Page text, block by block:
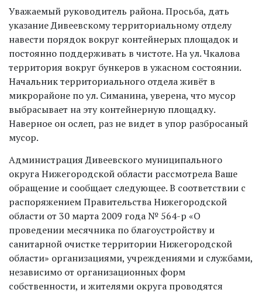
Уважаемый руководитель района. Просьба, дать
указание Дивеевскому территориальному отделу
навести порядок вокруг контейнерых площадок и
постоянно поддерживать в чистоте. На ул. Чкалова
территория вокруг бункеров в ужасном состоянии.
Начальник территориального отдела живёт в
микрорайоне по ул. Симанина, уверена, что мусор
выбрасывает на эту контейнерную площадку.
Наверное он ослеп, раз не видет в упор разбросаный
мусор.
Администрация Дивеевского муниципального
округа Нижегородской области рассмотрела Ваше
обращение и сообщает следующее. В соответствии с
распоряжением Правительства Нижегородской
области от 30 марта 2009 года № 564-р «О
проведении месячника по благоустройству и
санитарной очистке территории Нижегородской
области» организациями, учреждениями и службами,
независимо от организационных форм
собственности, и жителями округа проводятся